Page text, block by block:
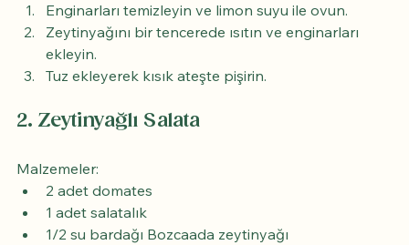
Enginarları temizleyin ve limon suyu ile ovun.
Zeytinyağını bir tencerede ısıtın ve enginarları
ekleyin.
Tuz ekleyerek kısık ateşte pişirin.
2. Zeytinyağlı Salata
Malzemeler:
2 adet domates
1 adet salatalık
1/2 su bardağı Bozcaada zeytinyağı